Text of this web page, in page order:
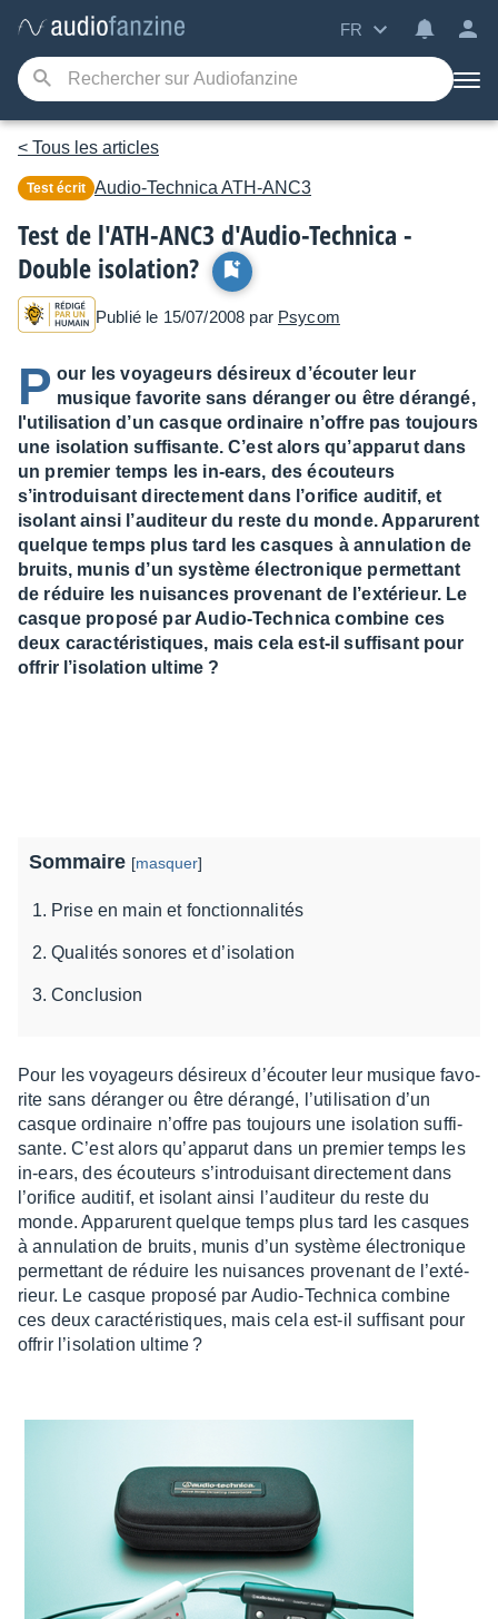
FR
< Tous les articles
Test écrit Audio-Technica ATH-ANC3
Test de l'ATH-ANC3 d'Audio-Technica -
Double isolation?
Publié le 15/07/2008 par Psycom
P our les voyageurs désireux d’écouter leur
musique favorite sans déranger ou être dérangé,
l'utilisation d’un casque ordinaire n’offre pas toujours
une isolation suffisante. C’est alors qu’apparut dans
un premier temps les in-ears, des écouteurs
s’introduisant directement dans l’orifice auditif, et
isolant ainsi l’auditeur du reste du monde. Apparurent
quelque temps plus tard les casques à annulation de
bruits, munis d’un système électronique permettant
de réduire les nuisances provenant de l’extérieur. Le
casque proposé par Audio-Technica combine ces
deux caractéristiques, mais cela est-il suffisant pour
offrir l’isolation ultime ?
Sommaire [masquer]
Prise en main et fonctionnalités
Qualités sonores et d’isolation
Conclusion
Pour les voya­geurs dési­reux d’écou­ter leur musique favo­
rite sans déran­ger ou être dérangé, l’uti­li­sa­tion d’un
casque ordi­naire n’offre pas toujours une isola­tion suffi­
sante. C’est alors qu’ap­pa­rut dans un premier temps les
in-ears, des écou­teurs s’in­tro­dui­sant direc­te­ment dans
l’ori­fice audi­tif, et isolant ainsi l’au­di­teur du reste du
monde. Appa­rurent quelque temps plus tard les casques
à annu­la­tion de bruits, munis d’un système élec­tro­nique
permet­tant de réduire les nuisances prove­nant de l’ex­té­
rieur. Le casque proposé par Audio-Tech­nica combine
ces deux carac­té­ris­tiques, mais cela est-il suffi­sant pour
offrir l’iso­la­tion ultime ?